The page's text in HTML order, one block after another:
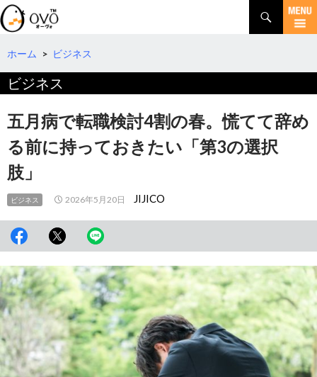
検
索
コ
テ
へ
移
動
ホーム > ビジネス
ビジネス
五月病で転職検討4割の春。慌てて辞め
る前に持っておきたい「第3の選択
肢」
ビジネス 2026年5月20日 JIJICO